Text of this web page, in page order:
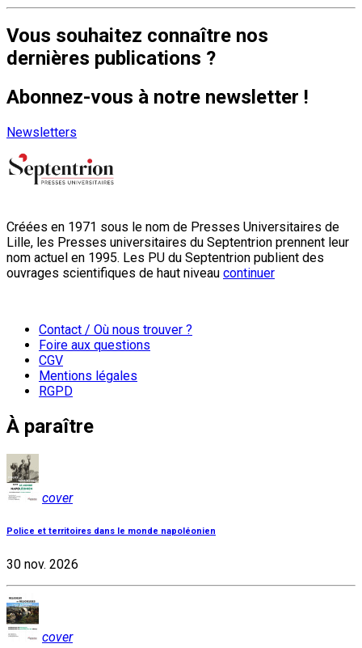
Vous souhaitez connaître nos
dernières publications ?
Abonnez-vous à notre newsletter !
Newsletters
Créées en 1971 sous le nom de Presses Universitaires de
Lille, les Presses universitaires du Septentrion prennent leur
nom actuel en 1995. Les PU du Septentrion publient des
ouvrages scientifiques de haut niveau continuer
Contact / Où nous trouver ?
Foire aux questions
CGV
Mentions légales
RGPD
À paraître
cover
Police et territoires dans le monde napoléonien
30 nov. 2026
cover